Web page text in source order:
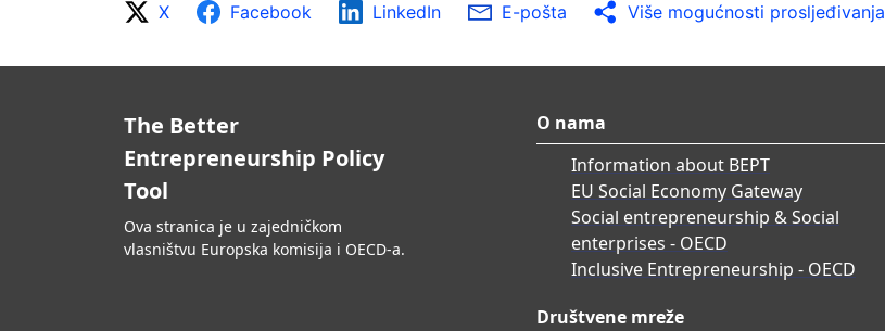
X Facebook LinkedIn E-pošta Više mogućnosti prosljeđivanja
The Better
Entrepreneurship Policy
Tool
Ova stranica je u zajedničkom
vlasništvu Europska komisija i OECD-a.
O nama
Information about BEPT
EU Social Economy Gateway
Social entrepreneurship & Social
enterprises - OECD
Inclusive Entrepreneurship - OECD
Društvene mreže